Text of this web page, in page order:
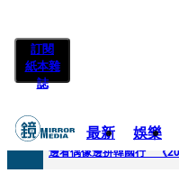
訂閱
紙本雜
誌
最新 娛樂
快訊